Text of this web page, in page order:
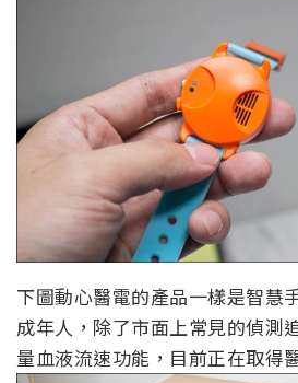
下圖動心醫電的產品一樣是智慧
成年人，除了市面上常見的偵測
量血液流速功能，目前正在取得